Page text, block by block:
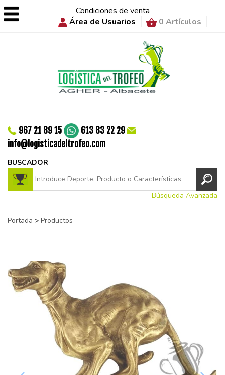
Condiciones de venta
Área de Usuarios
0 Artículos
967 21 89 15
613 83 22 29
info@logisticadeltrofeo.com
BUSCADOR
Búsqueda Avanzada
Portada > Productos